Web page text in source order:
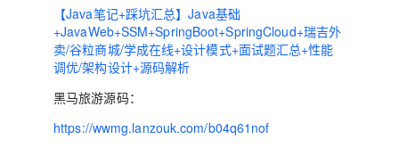
【Java笔记+踩坑汇总】Java基础
+JavaWeb+SSM+SpringBoot+SpringCloud+瑞吉外
卖/谷粒商城/学成在线+设计模式+面试题汇总+性能
调优/架构设计+源码解析
黑马旅游源码：
https://wwmg.lanzouk.com/b04q61nof